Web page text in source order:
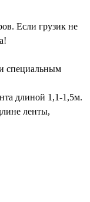
Если грузик не
специальным
длиной 1,1-1,5м.
ленты,